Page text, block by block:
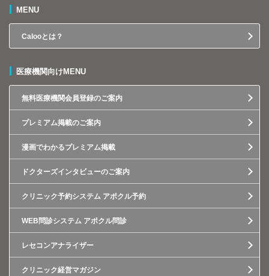
MENU
Calooとは？
医療機関向けMENU
無料医療機関会員登録のご案内
プレミアム掲載のご案内
漫画でわかるプレミアム掲載
ドクターズインタビューのご案内
クリニック予約システム アポクル予約
WEB問診システム アポクル問診
レセコンアナライザー
クリニック経営マガジン